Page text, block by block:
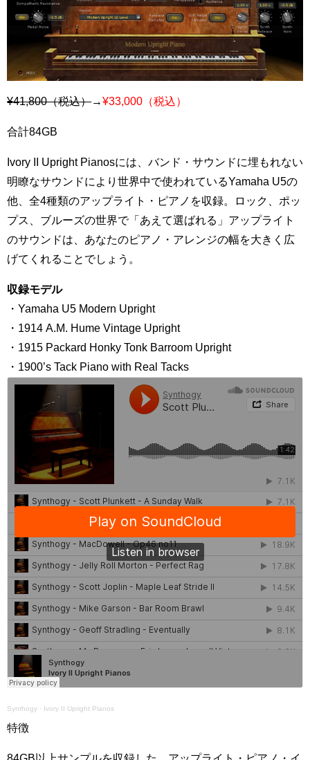
¥41,800（税込）→¥33,000（税込）
合計84GB
Ivory II Upright Pianosには、バンド・サウンドに埋もれない
明瞭なサウンドにより世界中で使われているYamaha U5の
他、全4種類のアップライト・ピアノを収録。ロック、ポッ
プス、ブルーズの世界で「あえて選ばれる」アップライト
のサウンドは、あなたのピアノ・アレンジの幅を大きく広
げてくれることでしょう。
収録モデル
・Yamaha U5 Modern Upright
・1914 A.M. Hume Vintage Upright
・1915 Packard Honky Tonk Barroom Upright
・1900’s Tack Piano with Real Tacks
Synthogy · Ivory II Upright Pianos
特徴